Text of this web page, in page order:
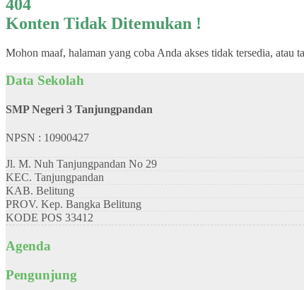
404
Konten Tidak Ditemukan !
Mohon maaf, halaman yang coba Anda akses tidak tersedia, atau
Data Sekolah
SMP Negeri 3 Tanjungpandan
NPSN : 10900427
Jl. M. Nuh Tanjungpandan No 29
KEC. Tanjungpandan
KAB. Belitung
PROV. Kep. Bangka Belitung
KODE POS 33412
Agenda
Pengunjung